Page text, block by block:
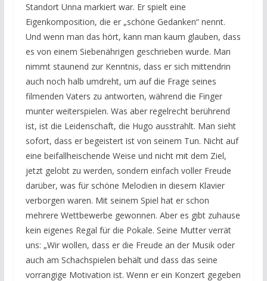
Standort Unna markiert war. Er spielt eine
Eigenkomposition, die er „schöne Gedanken“ nennt.
Und wenn man das hört, kann man kaum glauben, dass
es von einem Siebenährigen geschrieben wurde. Man
nimmt staunend zur Kenntnis, dass er sich mittendrin
auch noch halb umdreht, um auf die Frage seines
filmenden Vaters zu antworten, während die Finger
munter weiterspielen. Was aber regelrecht berührend
ist, ist die Leidenschaft, die Hugo ausstrahlt. Man sieht
sofort, dass er begeistert ist von seinem Tun. Nicht auf
eine beifallheischende Weise und nicht mit dem Ziel,
jetzt gelobt zu werden, sondern einfach voller Freude
darüber, was für schöne Melodien in diesem Klavier
verborgen waren. Mit seinem Spiel hat er schon
mehrere Wettbewerbe gewonnen. Aber es gibt zuhause
kein eigenes Regal für die Pokale. Seine Mutter verrät
uns: „Wir wollen, dass er die Freude an der Musik oder
auch am Schachspielen behält und dass das seine
vorrangige Motivation ist. Wenn er ein Konzert gegeben